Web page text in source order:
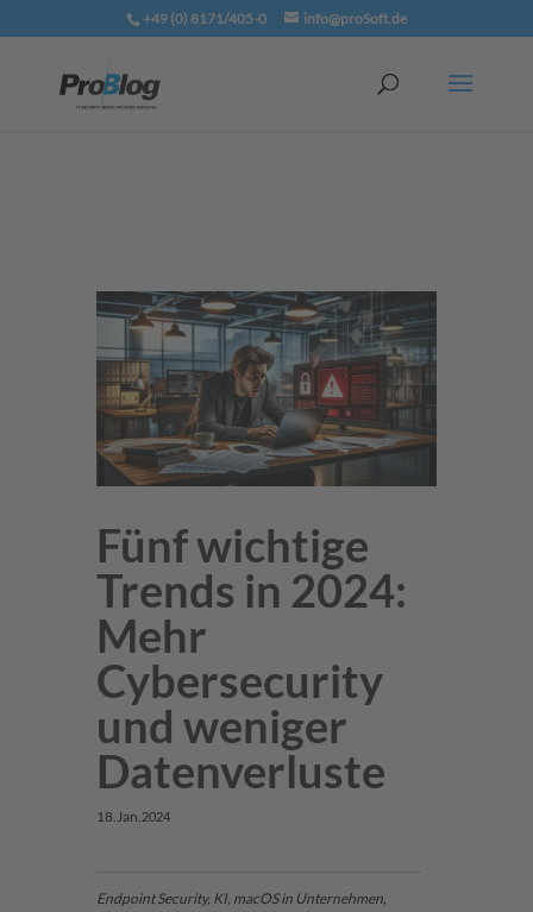
+49 (0) 8171/405-0 info@proSoft.de
Fünf wichtige
Trends in 2024:
Mehr
Cybersecurity
und weniger
Datenverluste
18. Jan. 2024
Endpoint Security, KI, macOSin Unternehmen,